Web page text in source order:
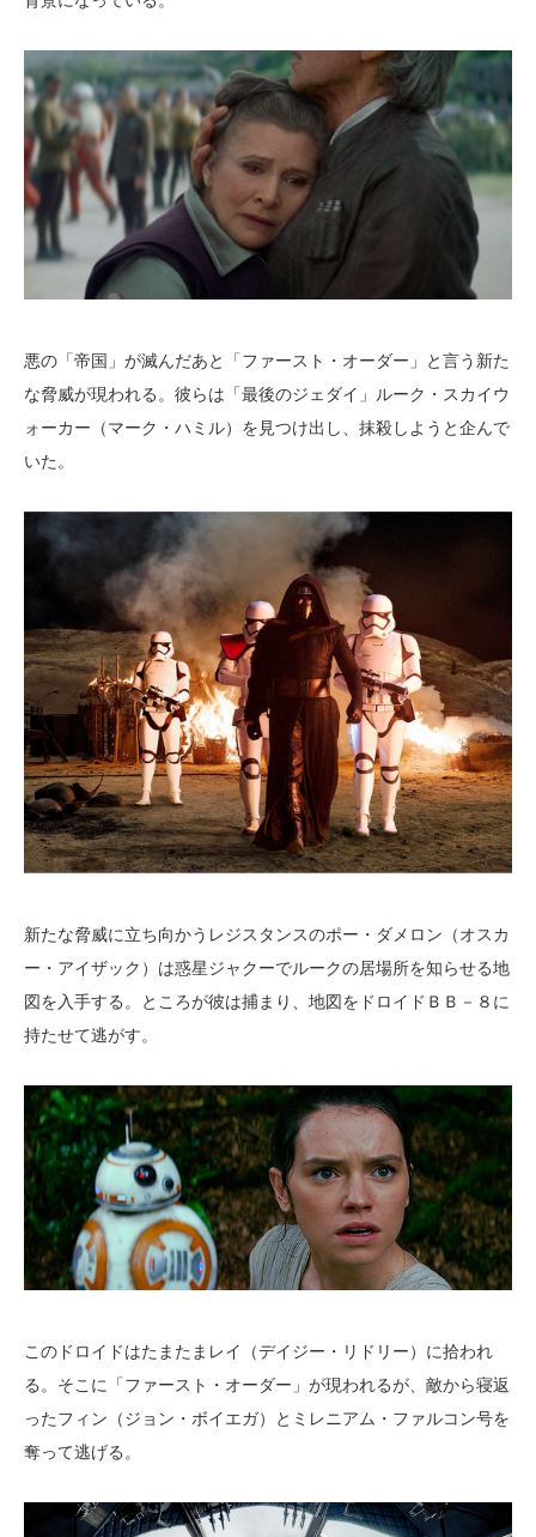
悪の「帝国」が滅んだあと「ファースト・オーダー」と言う新た
な脅威が現われる。彼らは「最後のジェダイ」ルーク・スカイウ
ォーカー（マーク・ハミル）を見つけ出し、抹殺しようと企んで
いた。
新たな脅威に立ち向かうレジスタンスのポー・ダメロン（オスカ
ー・アイザック）は惑星ジャクーでルークの居場所を知らせる地
図を入手する。ところが彼は捕まり、地図をドロイドＢＢ－８に
持たせて逃がす。
このドロイドはたまたまレイ（デイジー・リドリー）に拾われ
る。そこに「ファースト・オーダー」が現われるが、敵から寝返
ったフィン（ジョン・ボイエガ）とミレニアム・ファルコン号を
奪って逃げる。